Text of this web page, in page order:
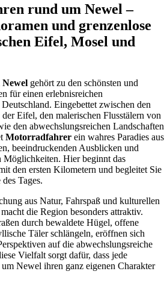
erwartet die Gäste ein reichhaltiges
regionale Produkte und eine
sorgen für die nötige Energie, um die
oder Luxemburg entspannt zu
profitiert von den großzügigen
Wunsch sogar ein Lunchpaket für
Restaurant dazu ein, den Tag in
zu lassen. Die Küche legt Wert
Spezialitäten und hausgemachte
und vegane Speisen gehören zum
Tag auf dem Motorrad gibt es kaum
bei gutem Essen die Erlebnisse des
nächsten Tourenziele zu planen.
Trier, Bitburg und
Landhotels macht das Haus zu einem
Motorraderlebnisse. Trier, die
ebenso schnell erreichbar wie die
rund um Bitburg oder die
Luxemburgs. Dadurch eröffnen sich
rund um Newel –
und grenzenlose
Eifel, Mosel und
Newel gehört zu den schönsten und
für einen erlebnisreichen
Eingebettet zwischen den
Eifel, den malerischen Flusstälern von
den abwechslungsreichen Landschaften
Motorradfahrer ein wahres Paradies aus
beeindruckenden Ausblicken und
Möglichkeiten. Hier beginnt das
den ersten Kilometern und begleitet Sie
Tages.
aus Natur, Fahrspaß und kulturellen
die Region besonders attraktiv.
durch bewaldete Hügel, offene
Täler schlängeln, eröffnen sich
auf die abwechslungsreiche
Vielfalt sorgt dafür, dass jede
Newel ihren ganz eigenen Charakter